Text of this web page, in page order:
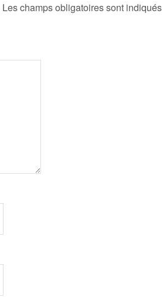
Les champs obligatoires sont indiqués